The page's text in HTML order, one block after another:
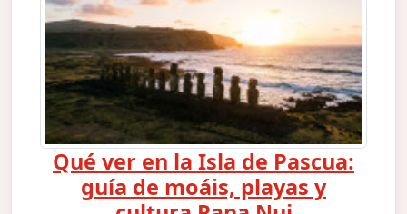
Qué ver en la Isla de Pascua:
guía de moáis, playas y